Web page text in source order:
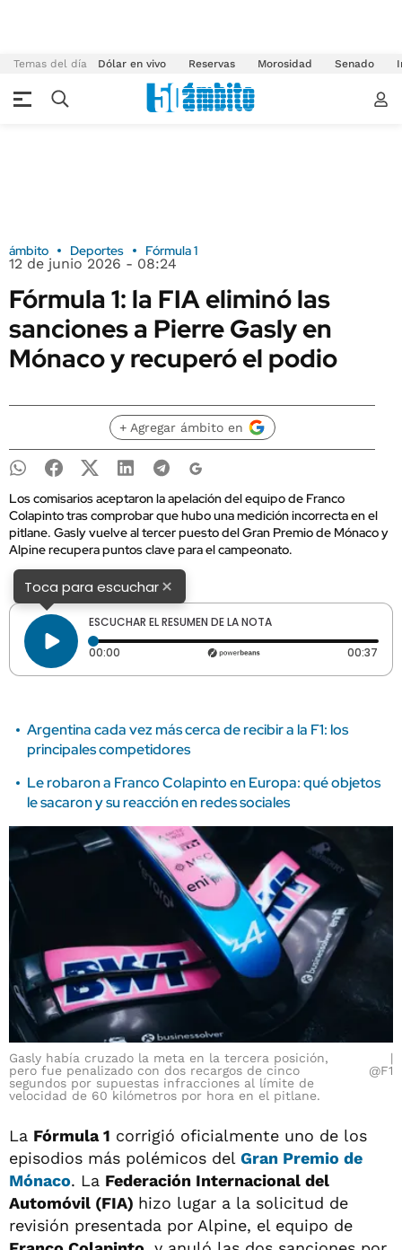
Temas del día Dólar en vivo Reservas Morosidad Senado
ámbito Deportes Fórmula 1
12 de junio 2026 - 08:24
Fórmula 1: la FIA eliminó las
sanciones a Pierre Gasly en
Mónaco y recuperó el podio
+ Agregar ámbito en
Los comisarios aceptaron la apelación del equipo de Franco
Colapinto tras comprobar que hubo una medición incorrecta en el
pitlane. Gasly vuelve al tercer puesto del Gran Premio de Mónaco y
Alpine recupera puntos clave para el campeonato.
Toca para escuchar×
ESCUCHAR EL RESUMEN DE LA NOTA
00:00 Tiempo transcurrido: 0 segundos 00:37
Argentina cada vez más cerca de recibir a la F1: los
principales competidores
Le robaron a Franco Colapinto en Europa: qué objetos
le sacaron y su reacción en redes sociales
Gasly había cruzado la meta en la tercera posición,
pero fue penalizado con dos recargos de cinco
segundos por supuestas infracciones al límite de
velocidad de 60 kilómetros por hora en el pitlane.
@F1
La Fórmula 1 corrigió oficialmente uno de los
episodios más polémicos del Gran Premio de
Mónaco. La Federación Internacional del
Automóvil (FIA) hizo lugar a la solicitud de
revisión presentada por Alpine, el equipo de